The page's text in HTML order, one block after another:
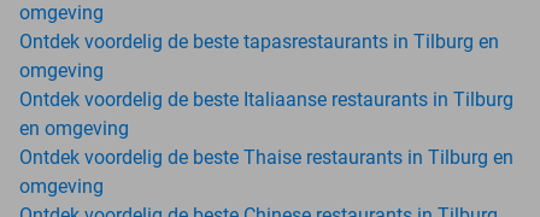
omgeving
Ontdek voordelig de beste tapasrestaurants in Tilburg en
omgeving
Ontdek voordelig de beste Italiaanse restaurants in Tilburg
en omgeving
Ontdek voordelig de beste Thaise restaurants in Tilburg en
omgeving